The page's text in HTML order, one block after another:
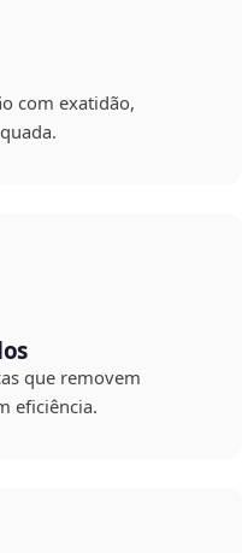
com exatidão,
que removem
eficiência.